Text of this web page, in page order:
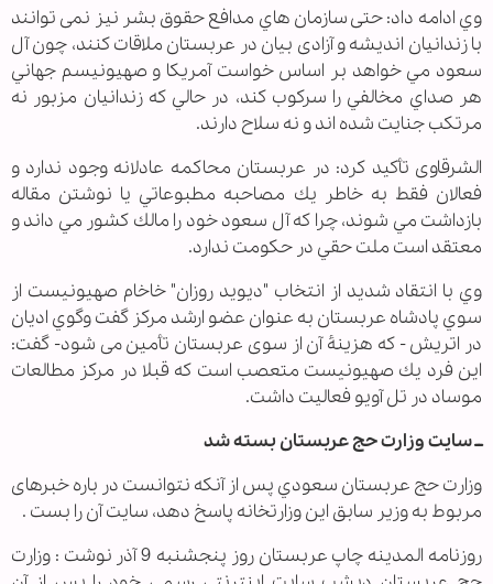
وي ادامه داد: حتی سازمان هاي مدافع حقوق بشر نيز نمی توانند
با زندانيان انديشه و آزادی بیان در عربستان ملاقات کنند، چون آل
سعود مي خواهد بر اساس خواست آمريكا و صهيونيسم جهاني
هر صداي مخالفي را سركوب كند، در حالي كه زندانيان مزبور نه
مرتكب جنايت شده اند و نه سلاح دارند.
الشرقاوی تأکید کرد: در عربستان محاكمه عادلانه وجود ندارد و
فعالان فقط به خاطر يك مصاحبه مطبوعاتي يا نوشتن مقاله
بازداشت مي شوند، چرا که آل سعود خود را مالك كشور مي داند و
معتقد است ملت حقي در حکومت ندارد.
وي با انتقاد شدید از انتخاب "ديويد روزان" خاخام صهیونیست از
سوي پادشاه عربستان به عنوان عضو ارشد مركز گفت وگوي اديان
در اتريش - كه هزينۀ آن از سوی عربستان تأمین می شود- گفت:
اين فرد يك صهیونیست متعصب است كه قبلا در مركز مطالعات
موساد در تل آويو فعاليت داشت.
ــ سایت وزارت حج عربستان بسته شد
وزارت حج عربستان سعودي پس از آنكه نتوانست در باره خبرهای
مربوط به وزير سابق اين وزارتخانه پاسخ دهد‌، سايت آن را بست .
روزنامه المدينه چاپ عربستان روز پنجشنبه 9 آذر نوشت : وزارت